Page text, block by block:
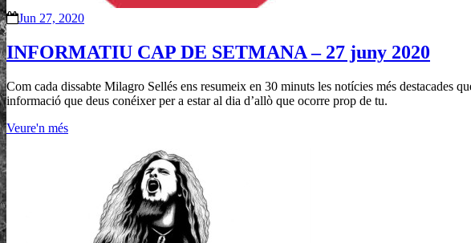
Jun 27, 2020
INFORMATIU CAP DE SETMANA – 27 juny 2020
Com cada dissabte Milagro Sellés ens resumeix en 30 minuts les notícies més destacades
informació que deus conéixer per a estar al dia d’allò que ocorre prop de tu.
Veure'n més